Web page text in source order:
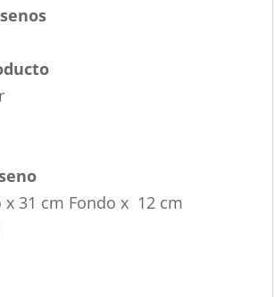
x 31 cm Fondo x 12 cm